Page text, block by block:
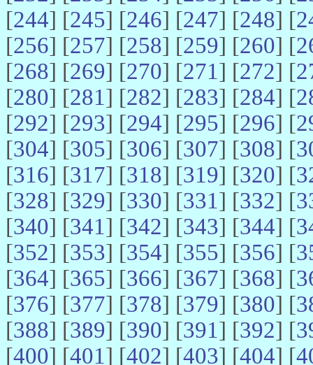
[244] [245] [246] [247] [248] [
[256] [257] [258] [259] [260] [
[268] [269] [270] [271] [272] [
[280] [281] [282] [283] [284] [
[292] [293] [294] [295] [296] [
[304] [305] [306] [307] [308] [
[316] [317] [318] [319] [320] [
[328] [329] [330] [331] [332] [
[340] [341] [342] [343] [344] [
[352] [353] [354] [355] [356] [
[364] [365] [366] [367] [368] [
[376] [377] [378] [379] [380] [
[388] [389] [390] [391] [392] [
[400] [401] [402] [403] [404] [